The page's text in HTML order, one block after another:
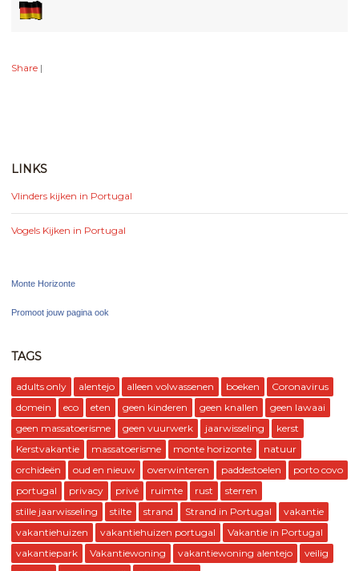
Share |
LINKS
Vlinders kijken in Portugal
Vogels Kijken in Portugal
Monte Horizonte
Promoot jouw pagina ook
TAGS
adults only alentejo alleen volwassenen boeken
Coronavirus
domein
eco eten geen kinderen geen knallen
geen lawaai
geen massatoerisme
geen vuurwerk jaarwisseling
kerst
Kerstvakantie
massatoerisme monte horizonte
natuur
orchideën
oud en nieuw overwinteren paddestoelen
porto covo
portugal
privacy privé ruimte rust
sterren
stille jaarwisseling
stilte strand Strand in Portugal
vakantie
vakantiehuizen
vakantiehuizen portugal
Vakantie in Portugal
vakantiepark
Vakantiewoning vakantiewoning alentejo
veilig